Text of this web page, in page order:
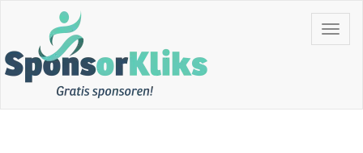
content
Toggle